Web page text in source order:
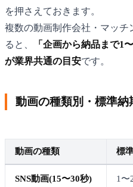
を押さえておきます。
複数の動画制作会社・マッ
ると、
「企画から納品まで1
が業界共通の目安です。
動画の種類別・標準納
動画の種類 標
SNS動画(15〜30秒) 1〜